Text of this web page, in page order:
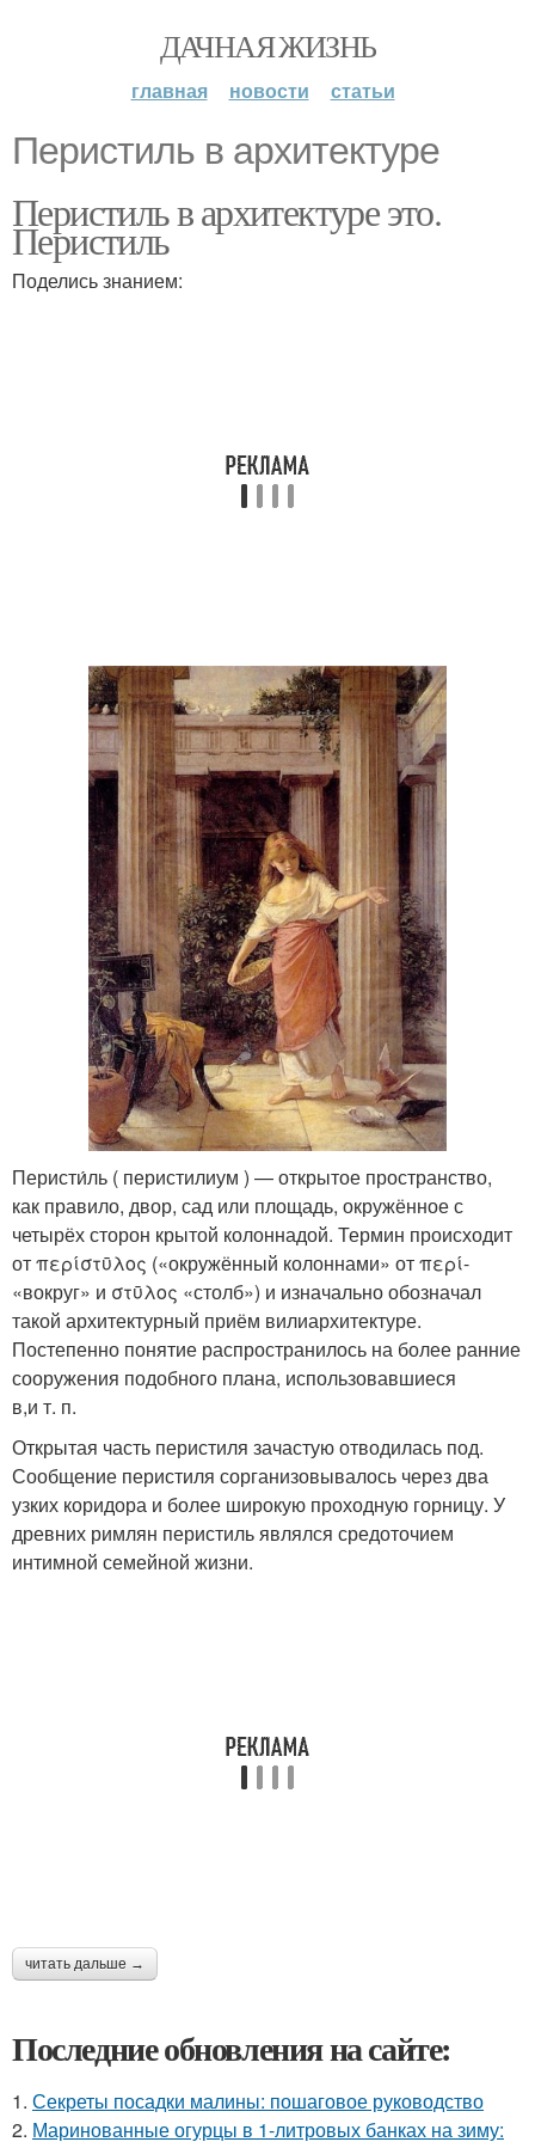
ДАЧНАЯ ЖИЗНЬ
главная новости статьи
Перистиль в архитектуре
Перистиль в архитектуре это.
Перистиль
Поделись знанием:
Перисти́ль ( перистилиум ) — открытое пространство,
как правило, двор, сад или площадь, окружённое с
четырёх сторон крытой колоннадой. Термин происходит
от περίστῡλος («окружённый колоннами» от περί-
«вокруг» и στῡλος «столб») и изначально обозначал
такой архитектурный приём вилиархитектуре.
Постепенно понятие распространилось на более ранние
сооружения подобного плана, использовавшиеся
в,и т. п.
Открытая часть перистиля зачастую отводилась под.
Сообщение перистиля сорганизовывалось через два
узких коридора и более широкую проходную горницу. У
древних римлян перистиль являлся средоточием
интимной семейной жизни.
читать дальше →
Последние обновления на сайте:
1. Секреты посадки малины: пошаговое руководство
2. Маринованные огурцы в 1-литровых банках на зиму: